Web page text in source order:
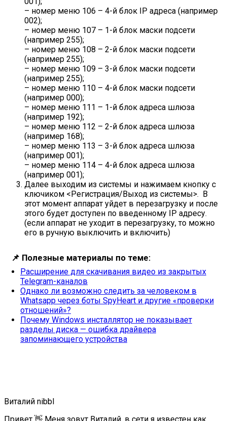
– номер меню 106 – 4-й блок IP адреса (например
002);
– номер меню 107 – 1-й блок маски подсети
(например 255);
– номер меню 108 – 2-й блок маски подсети
(например 255);
– номер меню 109 – 3-й блок маски подсети
(например 255);
– номер меню 110 – 4-й блок маски подсети
(например 000);
– номер меню 111 – 1-й блок адреса шлюза
(например 192);
– номер меню 112 – 2-й блок адреса шлюза
(например 168);
– номер меню 113 – 3-й блок адреса шлюза
(например 001);
– номер меню 114 – 4-й блок адреса шлюза
(например 001);
Далее выходим из системы и нажимаем кнопку с
ключиком <Регистрация/Выход из системы>. В
этот момент аппарат уйдет в перезагрузку и после
этого будет доступен по введенному IP адресу.
(если аппарат не уходит в перезагрузку, то можно
его в ручную выключить и включить)
📌 Полезные материалы по теме:
Расширение для скачивания видео из закрытых
Telegram-каналов
Однако ли возможно следить за человеком в
Whatsapp через боты SpyHeart и другие «проверки
отношений»?
Почему Windows инсталлятор не показывает
разделы диска — ошибка драйвера
запоминающего устройства
Виталий nibbl